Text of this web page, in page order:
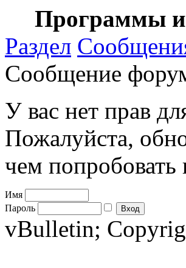
Программы
Раздел
Сообщение
У вас нет прав
Пожалуйста,
чем попробовать
Имя
Пароль
vBulletin;